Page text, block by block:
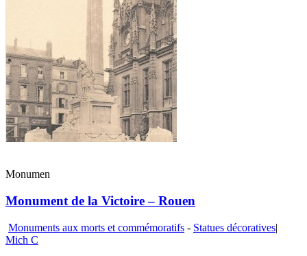
Monumen
Monument de la Victoire – Rouen
Monuments aux morts et commémoratifs - Statues décoratives|
Mich C